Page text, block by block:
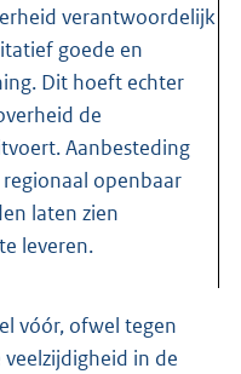
verantwoordelijk
goede en
Dit hoeft echter
de
Aanbesteding
openbaar
laten zien
leveren.
vóór, ofwel tegen
in de